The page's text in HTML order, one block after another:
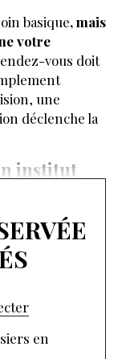
basique, mais
votre
vous doit
une
déclenche la
institut
en